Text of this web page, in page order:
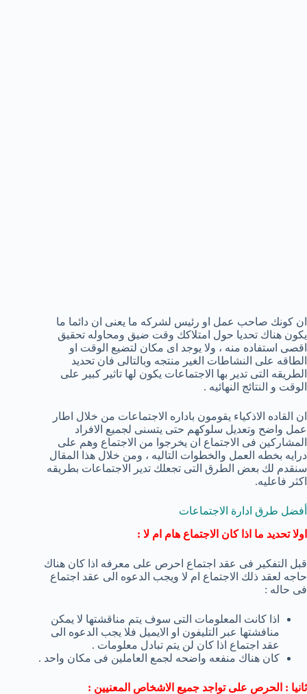
ان كونك صاحب عمل او رئيس لشركه ما يعنى ان دائما ما
يكون هناك تحديا حول امتلاكك وقت ضيق ومحاوله تحقيق
اقصى استفاده منه ، ولا يوجد اى مكان لتضيع الوقت او
الطاقه على النشاطات الغير منتجه وبالتالى فان تحديد
الطريقه التى تدير بها الاجتماعات يكون لها تاثير كبير على
الوقت و النتائج النهائيه .
ان القاده الاذكياء يقومون باداره الاجتماعات من خلال اطار
عمل واضح وتعديل سلوكهم حتى يتسنى لجميع الافراد
المشاركين فى الاجتماع ان يخرجوا من الاجتماع وهم على
درايه بخطه العمل والخطوات التاليه ، ومن خلال هذا المقال
سنقدم لك بعض الطرق التى تجعلك تدير الاجتماعات بطريقه
اكثر فاعليه.
أفضل طرق ادارة الاجتماعات
اولا تحديد ما اذا كان الاجتماع هام ام لا :
قبل التفكير فى عقد اجتماع احرص على معرفه اذا كان هناك
حاجه لعقد ذلك الاجتماع ام لا ويجب الدعوه الى عقد اجتماع
فى حاله :
اذا كانت المعلومات التى سوف يتم مناقشتها لا يمكن
منافشتها عبر التليفون او الايميل فلا يجب الدعوه الى
عقد اجتماع اذا كان لن يتم تبادل معلومات .
كان هناك منفعه واضحه لجمع العاملين فى مكان واحد .
ثانيا : الحرص على تواجد جميع الاشخاص المعنيين :